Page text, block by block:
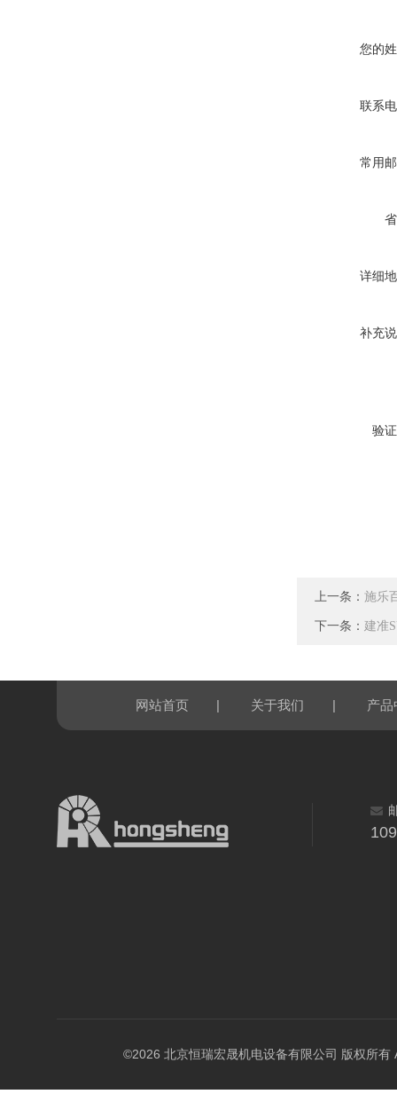
您的
联系
常用
详细
补充
验
上一条： 施乐
下一条： 建准
网站首页 | 关于我们 | 产品
©2026 北京恒瑞宏晟机电设备有限公司 版权所有